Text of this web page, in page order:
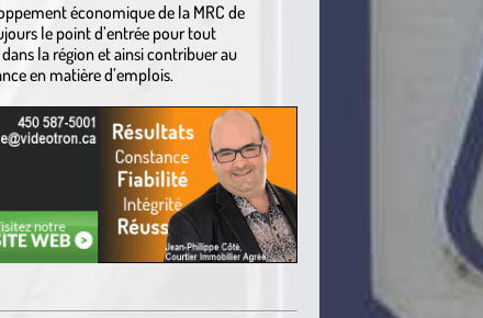
économique de la MRC de
le point d’entrée pour tout
la région et ainsi contribuer au
en matière d’emplois.